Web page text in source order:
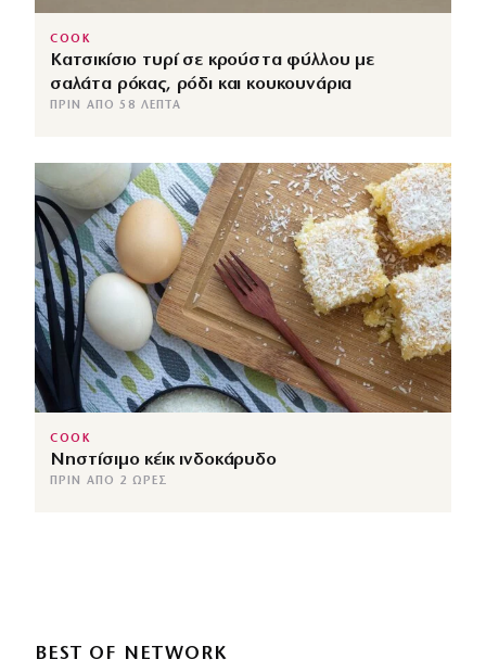
COOK
Κατσικίσιο τυρί σε κρούστα φύλλου με
σαλάτα ρόκας, ρόδι και κουκουνάρια
ΠΡΙΝ ΑΠΌ 58 ΛΕΠΤΆ
COOK
Νηστίσιμο κέικ ινδοκάρυδο
ΠΡΙΝ ΑΠΌ 2 ΏΡΕΣ
BEST OF NETWORK